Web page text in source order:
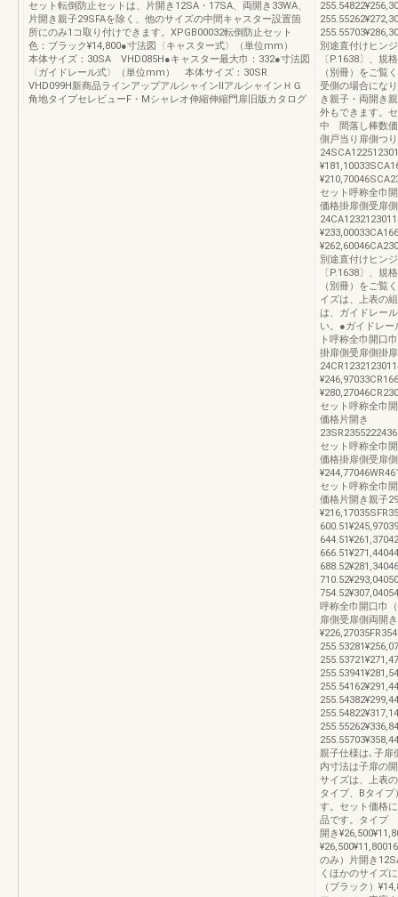
セット転倒防止セットは、片開き12SA・17SA、両開き33WA、
片開き親子29SFAを除く、他のサイズの中間キャスター設置箇
所にのみ1コ取り付けできます。XPGB00032転倒防止セット
色：ブラック¥14,800●寸法図〈キャスター式〉（単位mm）
本体サイズ：30SA VHD085H●キャスター最大巾：332●寸法図
〈ガイドレール式〉（単位mm） 本体サイズ：30SR
VHD099H新商品ラインアップアルシャインⅡアルシャインＨＧ
角地タイプセレビューF・Mシャレオ伸縮伸縮門扉旧版カタログ
別途直付けヒン
〔P.1638〕、規
（別冊）をご覧
受側の場合にな
き親子・両開き
外もできます。
中 間落し棒数価
側戸当り扉側つ
セット呼称全巾
価格掛扉側受扉
別途直付けヒン
〔P.1638〕、規
（別冊）をご覧
イズは、上表の
は、ガイドレー
い。●ガイドレー
ト呼称全巾開口
掛扉側受扉側掛
セット呼称全巾
価格片開き
セット呼称全巾
価格掛扉側受扉
セット呼称全巾
価格片開き親子
呼称全巾開口巾
扉側受扉側両開
親子仕様は､子
内寸法は子扉の
サイズは、上表
タイプ、Bタイ
す。セット価格
品です。タイプ
開き
のみ）片開き
くほかのサイズ
（ブラック）